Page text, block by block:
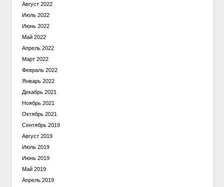
Август 2022
Июль 2022
Июнь 2022
Май 2022
Апрель 2022
Март 2022
Февраль 2022
Январь 2022
Декабрь 2021
Ноябрь 2021
Октябрь 2021
Сентябрь 2019
Август 2019
Июль 2019
Июнь 2019
Май 2019
Апрель 2019